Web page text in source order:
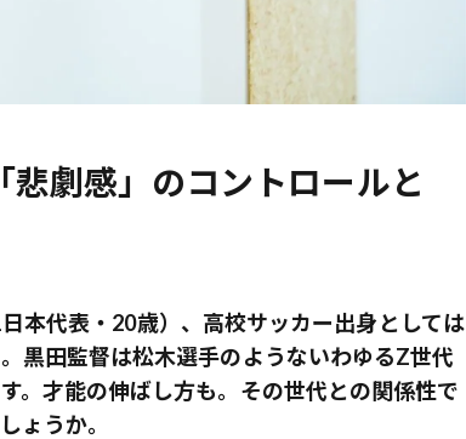
劇感」のコントロールと
本代表・20歳）、高校サッカー出身としては
黒田監督は松木選手のようないわゆるZ世代
。才能の伸ばし方も。その世代との関係性で
ょうか。